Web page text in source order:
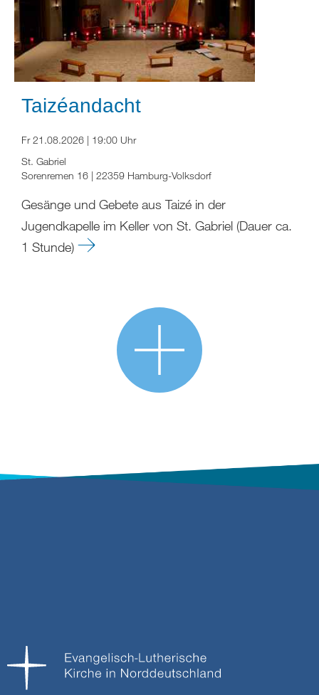
Taizéandacht
Fr 21.08.2026 | 19:00 Uhr
St. Gabriel
Sorenremen 16 | 22359 Hamburg-Volksdorf
Gesänge und Gebete aus Taizé in der
Jugendkapelle im Keller von St. Gabriel (Dauer ca.
1 Stunde)